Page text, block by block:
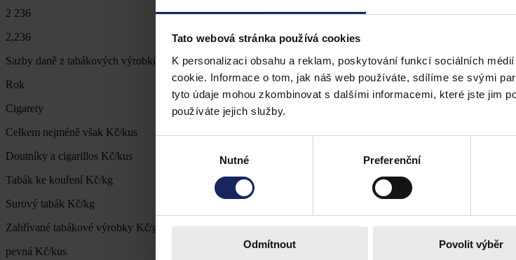
Tato webová stránka používá cookies
K personalizaci obsahu a reklam, poskytování funkcí sociálních
cookie. Informace o tom, jak náš web používáte, sdílíme se svými
tyto údaje mohou zkombinovat s dalšími informacemi, které jste jim
používáte jejich služby.
Nutné Preferenční
Odmítnout Povolit výběr
2 236
2,236
Sazby daně z tabákových výrobků, surového tabáku a zahřívaných tabákových výrobků v roce 2020 - návrh
Rok
Cigarety
Celkem nejméně však Kč/kus
Doutníky a cigarillos Kč/kus
Tabák ke kouření Kč/kg
Surový tabák Kč/kg
Zahřívané tabákové výrobky Kč/g
pevná Kč/kus